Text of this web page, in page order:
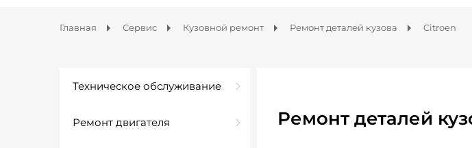
Главная Сервис Кузовной ремонт Ремонт деталей кузова Citroen
Техническое обслуживание
Ремонт двигателя Ремонт деталей